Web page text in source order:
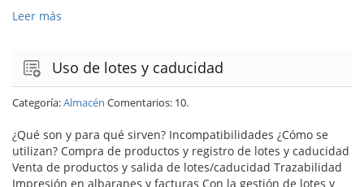
Leer más
Uso de lotes y caducidad
Categoría:Almacén Comentarios: 10.
¿Qué son y para qué sirven? Incompatibilidades ¿Cómo se
utilizan? Compra de productos y registro de lotes y caducidad
Venta de productos y salida de lotes/caducidad Trazabilidad
Impresión en albaranes y facturas Con la gestión de lotes y